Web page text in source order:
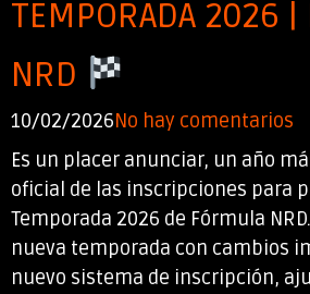
TEMPORADA 2026 |
NRD
10/02/2026No hay comentarios
Es un placer anunciar, un año
oficial de las inscripciones para
Temporada 2026 de Fórmula
nueva temporada con cambios
nuevo sistema de inscripción,